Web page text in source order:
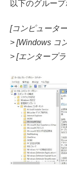
以下のグルー
[コンピュータ
> [Windows コ
> [エンタープ